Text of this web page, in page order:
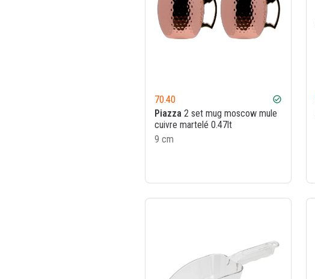
70.40 check_circle
Piazza 2 set mug moscow mule
cuivre martelé 0.47lt
9 cm